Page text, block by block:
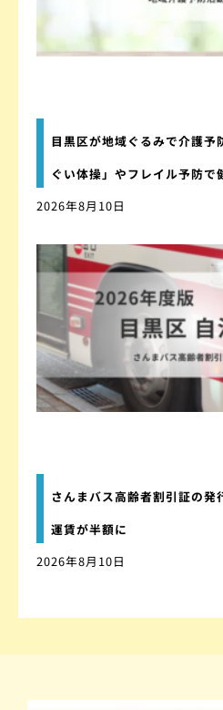
目黒区が地域ぐるみで介護予
ぐい体操」やフレイル予防で
2026年8月10日
さんまバス高齢者割引証の
運賃が半額に
2026年8月10日